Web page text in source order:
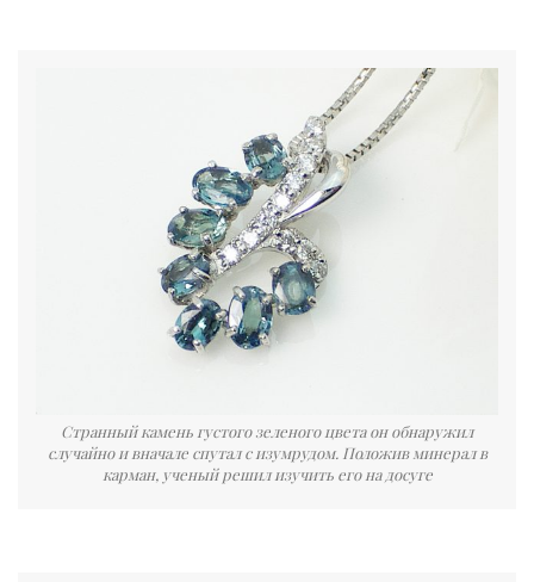
Странный камень густого зеленого цвета он обнаружил
случайно и вначале спутал с изумрудом. Положив минерал в
карман, ученый решил изучить его на досуге